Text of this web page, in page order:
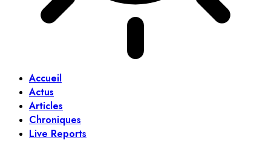
Accueil
Actus
Articles
Chroniques
Live Reports